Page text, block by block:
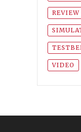
REVIEW
VIDEO